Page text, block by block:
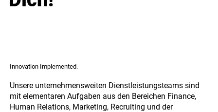
Innovation Implemented.
Unsere unternehmensweiten Dienstleistungsteams sind
mit elementaren Aufgaben aus den Bereichen Finance,
Human Relations, Marketing, Recruiting und der